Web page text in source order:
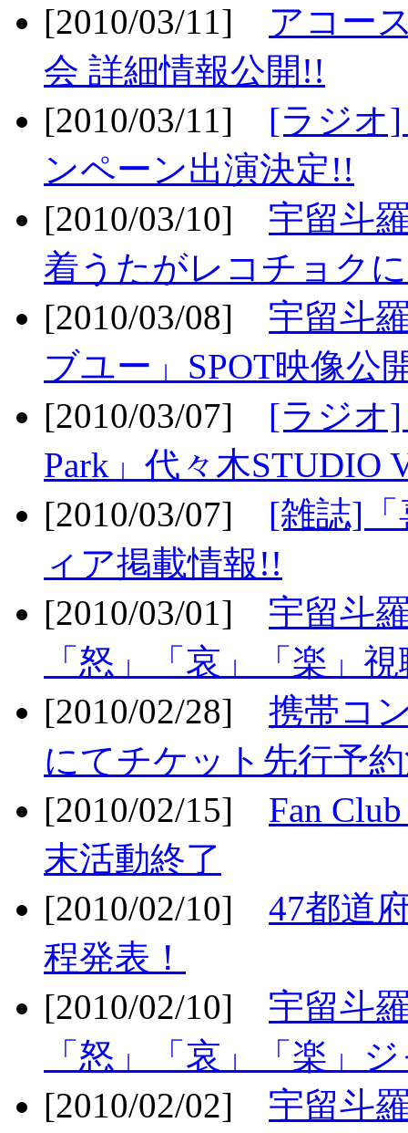
[2010/03/11] アコー
会 詳細情報公開!!
[2010/03/11] [ラジオ
ンペーン出演決定!!
[2010/03/10] 宇留斗
着うたがレコチョク
[2010/03/08] 宇留斗
ブユー」SPOT映像公
[2010/03/07] [ラジオ]
Park」代々木STUDIO
[2010/03/07] [雑誌]「
ィア掲載情報!!
[2010/03/01] 宇留斗
「怒」「哀」「楽」
[2010/02/28] 携帯コ
にてチケット先行予
[2010/02/15] Fan
末活動終了
[2010/02/10] 47都道
程発表！
[2010/02/10] 宇留斗
「怒」「哀」「楽」
[2010/02/02] 宇留斗